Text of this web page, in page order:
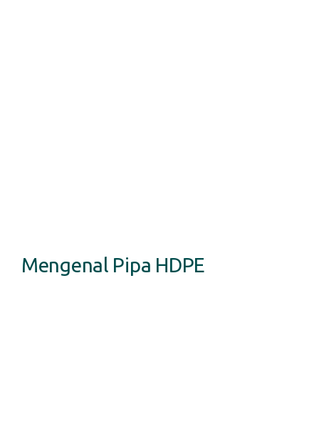
Mengenal Pipa HDPE